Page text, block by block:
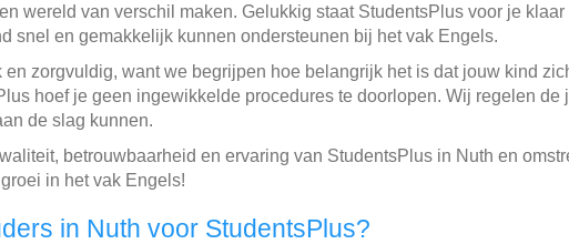
wereld van verschil maken. Gelukkig staat StudentsPlus voor je
snel en gemakkelijk kunnen ondersteunen bij het vak Engels.
zorgvuldig, want we begrijpen hoe belangrijk het is dat jouw kind
hoef je geen ingewikkelde procedures te doorlopen. Wij regelen de
de slag kunnen.
betrouwbaarheid en ervaring van StudentsPlus in Nuth en
in het vak Engels!
in Nuth voor StudentsPlus?